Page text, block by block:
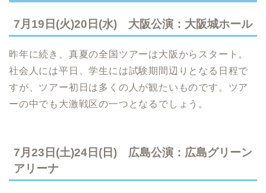
7月19日(火)20日(水) 大阪公演：大阪城ホール
昨年に続き、真夏の全国ツアーは大阪からスタート。
社会人には平日、学生には試験期間辺りとなる日程で
すが、ツアー初日は多くの人が観たいものです。ツア
ーの中でも大激戦区の一つとなるでしょう。
7月23日(土)24日(日) 広島公演：広島グリーン
アリーナ